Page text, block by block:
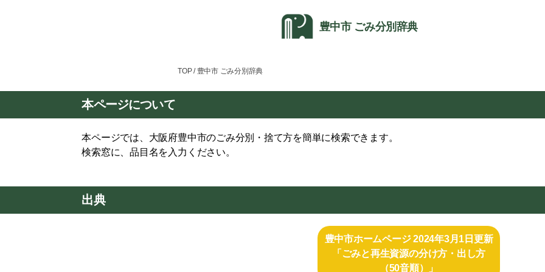
豊中市 ごみ分別辞典
TOP / 豊中市 ごみ分別辞典
本ページについて
本ページでは、大阪府豊中市のごみ分別・捨て方を簡単に検索できます。
検索窓に、品目名を入力ください。
出典
豊中市ホームページ 2024年3月1日更新
「ごみと再生資源の分け方・出し方
（50音順）」